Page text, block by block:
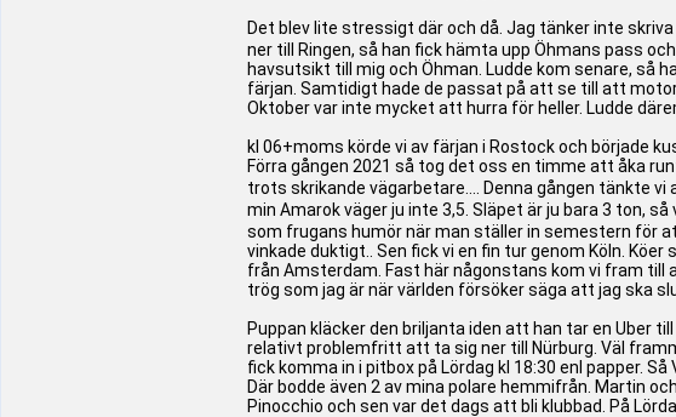
Det blev lite stressigt där och då. Jag tänker inte
ner till Ringen, så han fick hämta upp Öhmans pass
havsutsikt till mig och Öhman. Ludde kom senare, så
färjan. Samtidigt hade de passat på att se till att
Oktober var inte mycket att hurra för heller. Ludde
kl 06+moms körde vi av färjan i Rostock och började
Förra gången 2021 så tog det oss en timme att åka
trots skrikande vägarbetare.... Denna gången tänkte vi
min Amarok väger ju inte 3,5. Släpet är ju bara 3 ton,
som frugans humör när man ställer in semestern för
vinkade duktigt.. Sen fick vi en fin tur genom Köln.
från Amsterdam. Fast här någonstans kom vi fram till
trög som jag är när världen försöker säga att jag ska
Puppan kläcker den briljanta iden att han tar en Uber
relativt problemfritt att ta sig ner till Nürburg. Väl
fick komma in i pitbox på Lördag kl 18:30 enl papper.
Där bodde även 2 av mina polare hemmifrån. Martin
Pinocchio och sen var det dags att bli klubbad. På